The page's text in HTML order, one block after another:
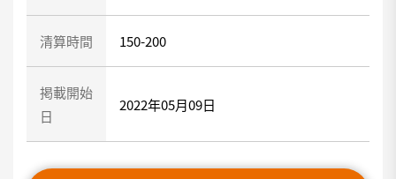
清算時間 150-200
掲載開始
日
2022年05月09日